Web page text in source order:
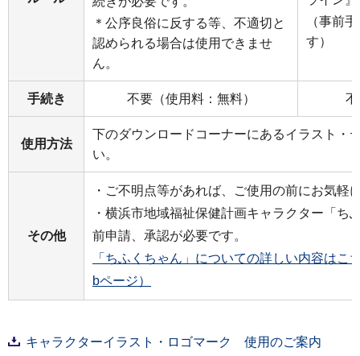
＊公序良俗に反する等、不適切と
認められる場合は使用できませ
ん。
（事前
す）
手続き 不要（使用料：無料）
使用方法
下のダウンロードコーナーにあるイラスト・
い。
その他
・ご不明点等があれば、ご使用の前にお気軽
・横浜市地域福祉保健計画キャラクター「ち
前申請、承認が必要です。
「ちふくちゃん」についての詳しい内容はこ
bページ）
キャラクターイラスト・ロゴマーク 使用のご案内